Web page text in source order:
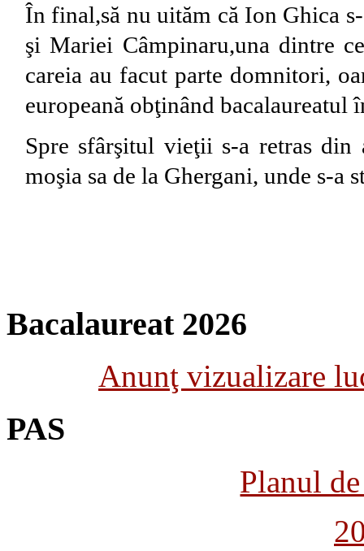
În final,să nu uităm că Ion Ghica
şi Mariei Câmpinaru,una dintre
careia au facut parte domnitori,
europeană obţinând bacalaureatul
Spre sfârşitul vieţii s-a retras din
moşia sa de la Ghergani, unde s-a
Bacalaureat 2026
Anunţ vizualizare
PAS
Planul